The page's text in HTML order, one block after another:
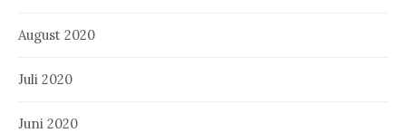
August 2020
Juli 2020
Juni 2020